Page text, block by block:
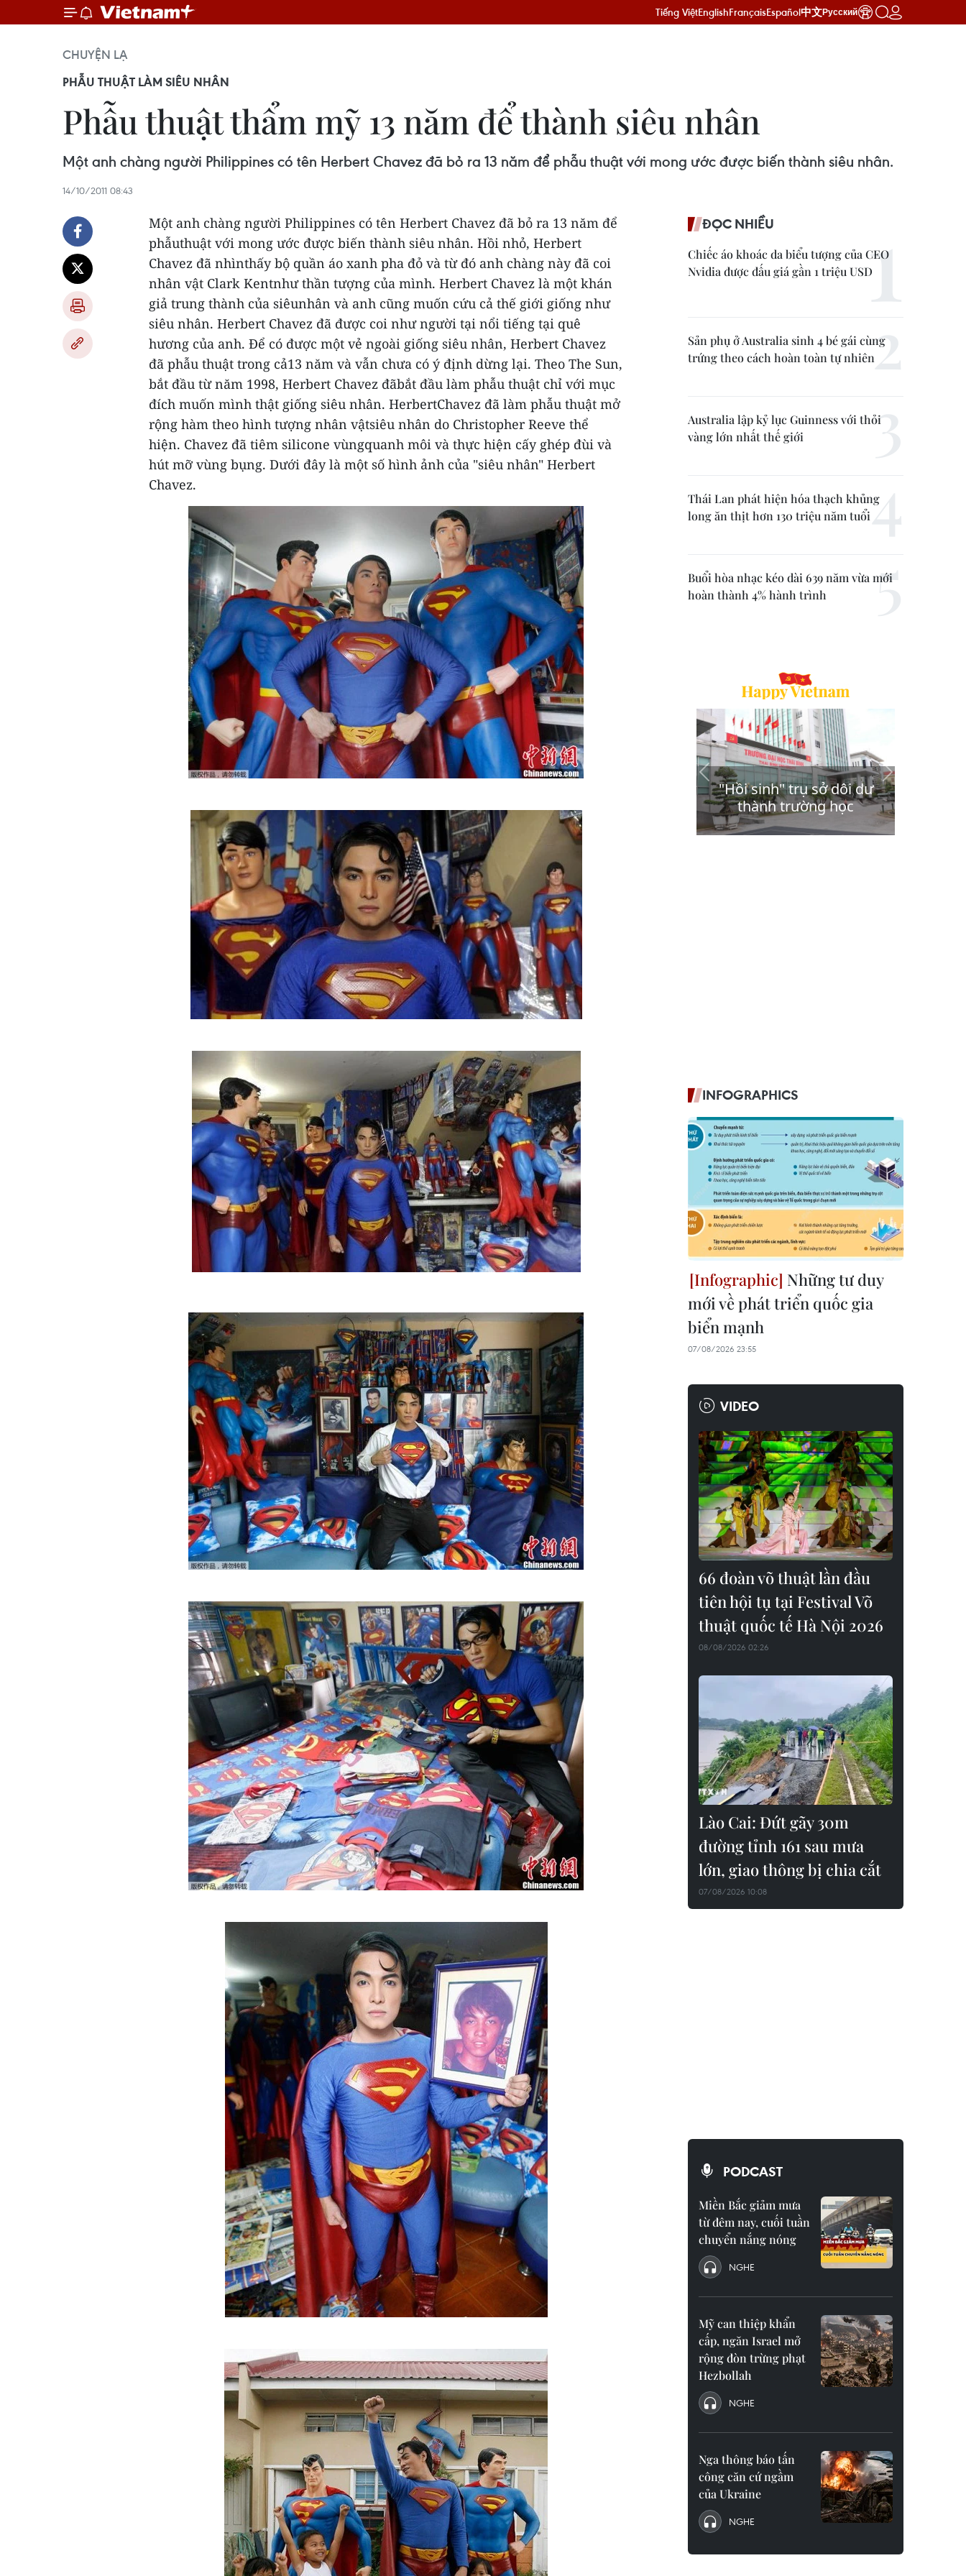
Tiếng ViệtEnglishFrançaisEspañol中文Русский
CHUYỆN LẠ
PHẪU THUẬT LÀM SIÊU NHÂN
Phẫu thuật thẩm mỹ 13 năm để thành siêu nhân
Một anh chàng người Philippines có tên Herbert Chavez đã bỏ ra 13 năm để phẫu thuật với mong ước được biến thành siêu nhân.
14/10/2011 08:43
Một anh chàng người Philippines có tên Herbert Chavez đã bỏ ra 13 năm để
phẫuthuật với mong ước được biến thành siêu nhân. Hồi nhỏ, Herbert
Chavez đã nhìnthấy bộ quần áo xanh pha đỏ và từ đó anh chàng này đã coi
nhân vật Clark Kentnhư thần tượng của mình. Herbert Chavez là một khán
giả trung thành của siêunhân và anh cũng muốn cứu cả thế giới giống như
siêu nhân. Herbert Chavez đã được coi như người tại nổi tiếng tại quê
hương của anh. Để có được một vẻ ngoài giống siêu nhân, Herbert Chavez
đã phẫu thuật trong cả13 năm và vẫn chưa có ý định dừng lại. Theo The Sun,
bắt đầu từ năm 1998, Herbert Chavez đãbắt đầu làm phẫu thuật chỉ với mục
đích muốn mình thật giống siêu nhân. HerbertChavez đã làm phẫu thuật mở
rộng hàm theo hình tượng nhân vậtsiêu nhân do Christopher Reeve thể
hiện. Chavez đã tiêm silicone vùngquanh môi và thực hiện cấy ghép đùi và
hút mỡ vùng bụng. Dưới đây là một số hình ảnh của "siêu nhân" Herbert
Chavez.
ĐỌC NHIỀU
Chiếc áo khoác da biểu tượng của CEO
Nvidia được đấu giá gần 1 triệu USD
Sản phụ ở Australia sinh 4 bé gái cùng
trứng theo cách hoàn toàn tự nhiên
Australia lập kỷ lục Guinness với thỏi
vàng lớn nhất thế giới
Thái Lan phát hiện hóa thạch khủng
long ăn thịt hơn 130 triệu năm tuổi
Buổi hòa nhạc kéo dài 639 năm vừa mới
hoàn thành 4% hành trình
INFOGRAPHICS
Những tư duy
mới về phát triển quốc gia
biển mạnh
07/08/2026 23:55
VIDEO
66 đoàn võ thuật lần đầu
tiên hội tụ tại Festival Võ
thuật quốc tế Hà Nội 2026
08/08/2026 02:26
Lào Cai: Đứt gãy 30m
đường tỉnh 161 sau mưa
lớn, giao thông bị chia cắt
07/08/2026 10:08
PODCAST
Miền Bắc giảm mưa
từ đêm nay, cuối tuần
chuyển nắng nóng
NGHE
Mỹ can thiệp khẩn
cấp, ngăn Israel mở
rộng đòn trừng phạt
Hezbollah
NGHE
Nga thông báo tấn
công căn cứ ngầm
của Ukraine
NGHE